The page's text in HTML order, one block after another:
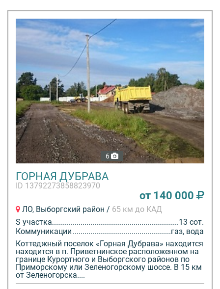
6
ГОРНАЯ ДУБРАВА
ID 13792273858823970
от 140 000
ЛО, Выборгский район / 65 км до КАД
S участка
13 сот.
Коммуникации
газ, вода
Коттеджный поселок «Горная Дубрава» находится
находится в п. Приветнинское расположенном на
границе Курортного и Выборгского районов по
Приморскому или Зеленогорскому шоссе. В 15 км
от Зеленогорска....